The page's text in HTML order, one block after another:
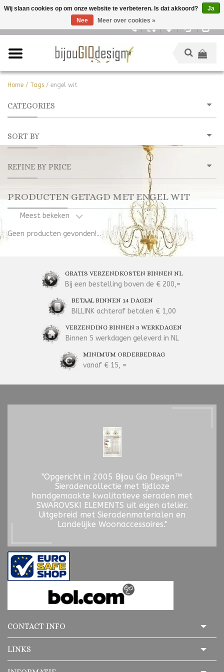
Home / Tags / engel wit
CATEGORIES
SORT BY
REFINE BY PRICE
PRODUCTEN GETAGD MET ENGEL WIT
Meest bekeken
Geen producten gevonden!...
GRATIS VERZENDKOSTEN BINNEN NL
Bij een bestelling boven de € 200,=
BETAAL BINNEN 14 DAGEN
BILLINK achteraf betalen € 1,00
VERZENDING BINNEN 3 WERKDAGEN
Binnen 5 werkdagen geleverd in NL
MINIMUM ORDERBEDRAG
vanaf € 15, =
"Opgericht in 2005 Bijou Gio Design™
Sieradencollectie met tijdloze
handgemaakte kwalitatieve sieraden met
SWAROVSKI ELEMENTS uit eigen atelier.
Uitgebreid met Sieradenmaterialen en
Landelijke Woonaccessoires."
CONTACT INFO
LINKS
Wij slaan cookies op om onze website te verbeteren. Is dat akkoord?
Ja
Nee
Meer over cookies »